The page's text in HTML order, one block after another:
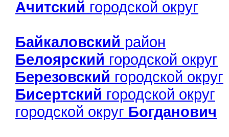
Ачитский городской округ
Байкаловский район
Белоярский городской округ
Березовский городской округ
Бисертский городской округ
городской округ Богданович